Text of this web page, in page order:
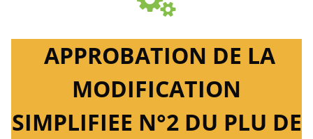
APPROBATION DE LA
MODIFICATION
SIMPLIFIEE N°2 DU PLU DE